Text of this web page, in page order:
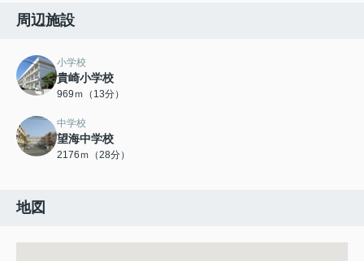
周辺施設
小学校
貴崎小学校
969ｍ（13分）
中学校
望海中学校
2176ｍ（28分）
地図